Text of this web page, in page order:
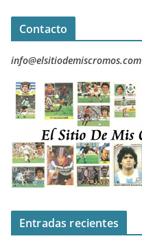
Contacto
info@elsitiodemiscromos.com
Entradas recientes